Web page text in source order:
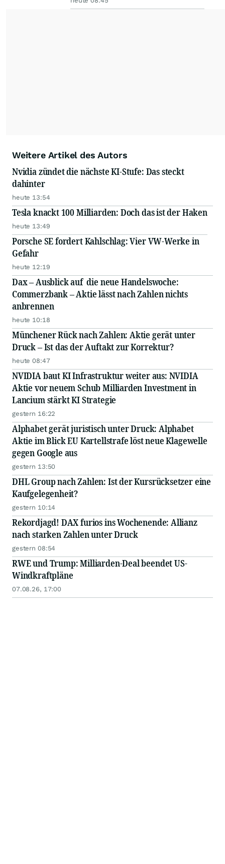
Weitere Artikel des Autors
Nvidia zündet die nächste KI-Stufe: Das steckt
dahinter
heute 13:54
Tesla knackt 100 Milliarden: Doch das ist der Haken
heute 13:49
Porsche SE fordert Kahlschlag: Vier VW-Werke in
Gefahr
heute 12:19
Dax – Ausblick auf die neue Handelswoche:
Commerzbank – Aktie lässt nach Zahlen nichts
anbrennen
heute 10:18
Münchener Rück nach Zahlen: Aktie gerät unter
Druck – Ist das der Auftakt zur Korrektur?
heute 08:47
NVIDIA baut KI Infrastruktur weiter aus: NVIDIA
Aktie vor neuem Schub Milliarden Investment in
Lancium stärkt KI Strategie
gestern 16:22
Alphabet gerät juristisch unter Druck: Alphabet
Aktie im Blick EU Kartellstrafe löst neue Klagewelle
gegen Google aus
gestern 13:50
DHL Group nach Zahlen: Ist der Kursrücksetzer eine
Kaufgelegenheit?
gestern 10:14
Rekordjagd! DAX furios ins Wochenende: Allianz
nach starken Zahlen unter Druck
gestern 08:54
RWE und Trump: Milliarden-Deal beendet US-
Windkraftpläne
07.08.26, 17:00